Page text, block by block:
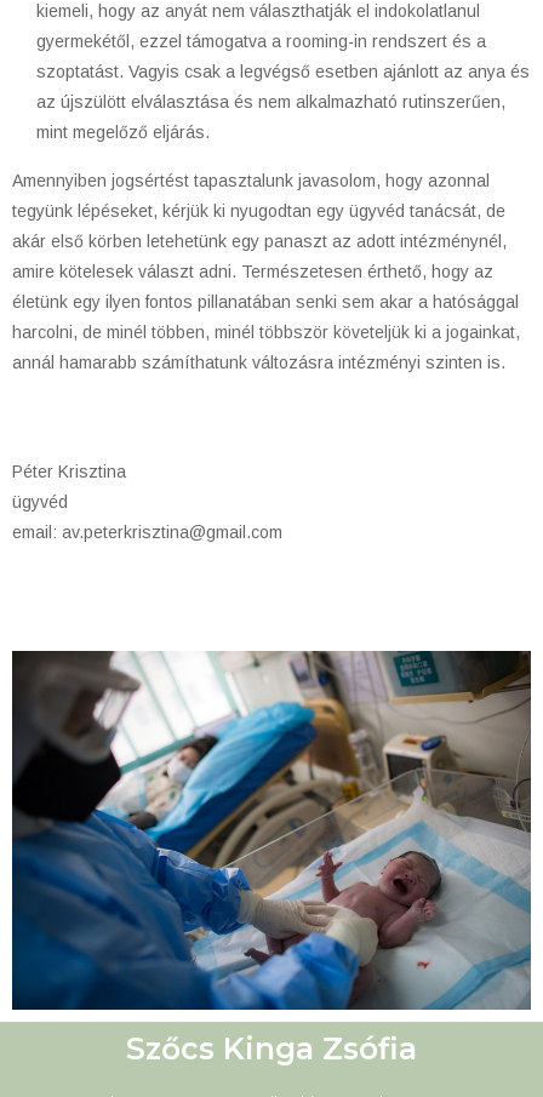
kiemeli, hogy az anyát nem választhatják el indokolatlanul
gyermekétől, ezzel támogatva a rooming-in rendszert és a
szoptatást. Vagyis csak a legvégső esetben ajánlott az anya és
az újszülött elválasztása és nem alkalmazható rutinszerűen,
mint megelőző eljárás.
Amennyiben jogsértést tapasztalunk javasolom, hogy azonnal
tegyünk lépéseket, kérjük ki nyugodtan egy ügyvéd tanácsát, de
akár első körben letehetünk egy panaszt az adott intézménynél,
amire kötelesek választ adni. Természetesen érthető, hogy az
életünk egy ilyen fontos pillanatában senki sem akar a hatósággal
harcolni, de minél többen, minél többször követeljük ki a jogainkat,
annál hamarabb számíthatunk változásra intézményi szinten is.
Péter Krisztina
ügyvéd
email: av.peterkrisztina@gmail.com
Szőcs Kinga Zsófia